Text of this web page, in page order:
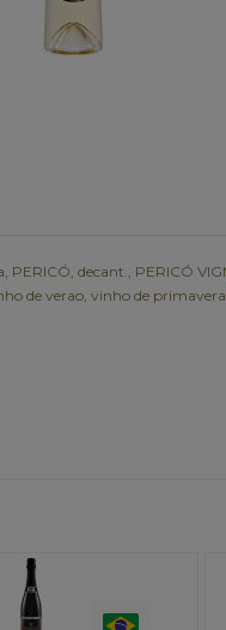
PERICÓ decant.
PERICÓ
de verao vinho de primavera